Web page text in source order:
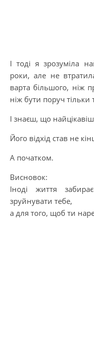
І тоді я зрозуміла
роки, але не
варта більшого, ніж
ніж бути поруч тільки
І знаєш, що
Його відхід став не
А початком.
Висновок:
Іноді життя
зруйнувати тебе,
а для того, щоб ти